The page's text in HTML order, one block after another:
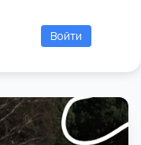
Войти